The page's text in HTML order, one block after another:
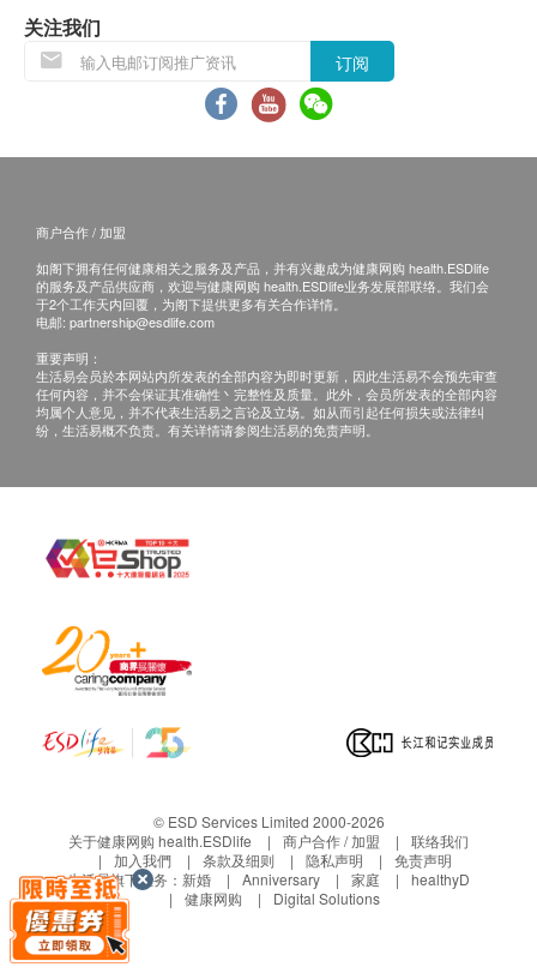
血液检查
嗜酸性粒细胞
淋巴细胞
白血球
红血球压積量
红血球平均容量
红血球平均红蛋白量
红血球平均红蛋白
红血球计数
泌尿情况
小便颜色
小便清浊度
小便比重
小便蛋白质
小便尿胆素
小便硝酸盐
小便酮
小便血
小便红细胞
心保留最后决定权。
免责声明：
所有健康检查/服务并非作为医务诊断或治疗用
health.ESDlife】并没有经营或提供本服务/产品。
有关此服务/产品的错漏或延误，或因使用此服务/
产品而引致的损失、损害、受伤或法律诉讼，健康
网购health.ESDlife概不负责。一切有关的索偿或
查询，须向提供服务之体检中心或商户提出。
关注我们
订阅
商户合作 / 加盟
如阁下拥有任何健康相关之服务及产品，并有兴趣成为健康网购 health.ESDlife
的服务及产品供应商，欢迎与健康网购 health.ESDlife业务发展部联络。我们会
于2个工作天内回覆，为阁下提供更多有关合作详情。
电邮: partnership@esdlife.com
重要声明：
生活易会员於本网站内所发表的全部内容为即时更新，因此生活易不会预先审查
任何内容，并不会保证其准确性丶完整性及质量。此外，会员所发表的全部内容
均属个人意见，并不代表生活易之言论及立场。如从而引起任何损失或法律纠
纷，生活易概不负责。有关详情请参阅生活易的免责声明。
© ESD Services Limited 2000-2026
关于健康网购 health.ESDlife
商户合作 / 加盟
联络我们
加入我們
条款及细则 隐私声明
免责声明
生活易旗下业务： 新婚 Anniversary 家庭
healthyD
健康网购
Digital Solutions